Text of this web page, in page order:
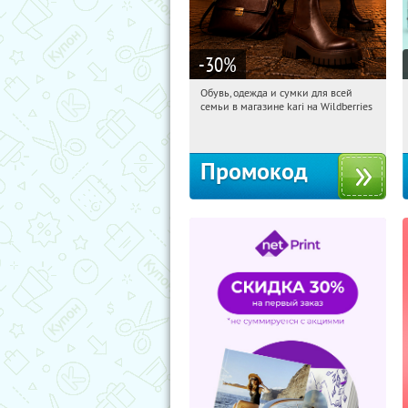
-30%
06:00:49 Получили:
Обувь, одежда и сумки для всей
семьи в магазине kari на Wildberries
Промокод